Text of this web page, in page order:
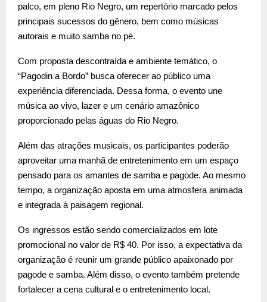
palco, em pleno Rio Negro, um repertório marcado pelos
principais sucessos do gênero, bem como músicas
autorais e muito samba no pé.
Com proposta descontraída e ambiente temático, o
“Pagodin a Bordo” busca oferecer ao público uma
experiência diferenciada. Dessa forma, o evento une
música ao vivo, lazer e um cenário amazônico
proporcionado pelas águas do Rio Negro.
Além das atrações musicais, os participantes poderão
aproveitar uma manhã de entretenimento em um espaço
pensado para os amantes de samba e pagode. Ao mesmo
tempo, a organização aposta em uma atmosfera animada
e integrada à paisagem regional.
Os ingressos estão sendo comercializados em lote
promocional no valor de R$ 40. Por isso, a expectativa da
organização é reunir um grande público apaixonado por
pagode e samba. Além disso, o evento também pretende
fortalecer a cena cultural e o entretenimento local.